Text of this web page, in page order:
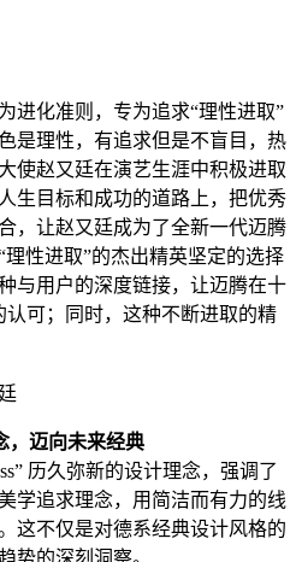
进化准则，专为追求“理性进取”
是理性，有追求但是不盲目，热
使赵又廷在演艺生涯中积极进取
生目标和成功的道路上，把优秀
，让赵又廷成为了全新一代迈腾
性进取”的杰出精英坚定的选择
与用户的深度链接，让迈腾在十
可；同时，这种不断进取的精
，迈向未来经典
历久弥新的设计理念，强调了
学追求理念，用简洁而有力的线
这不仅是对德系经典设计风格的
势的深刻洞察。